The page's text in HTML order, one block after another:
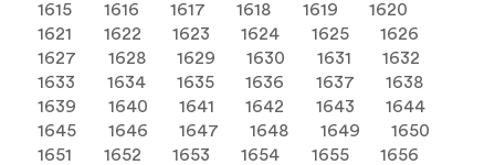
1615
1616 1617 1618 1619
1620
1621
1622 1623 1624 1625
1626
1627
1628 1629 1630 1631
1632
1633
1634 1635 1636 1637
1638
1639
1640 1641 1642 1643
1644
1645
1646 1647 1648 1649
1650
1651
1652 1653 1654 1655
1656